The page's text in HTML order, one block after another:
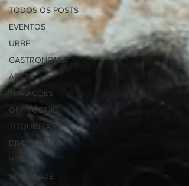
TODOS OS POSTS
EVENTOS
URBE
GASTRONOMIA
ARTES
TRADIÇÕES
OFF TÓQUIO
TOQUIOTAS
DIVERSIDADE
VÍDEO
SOCIEDADE